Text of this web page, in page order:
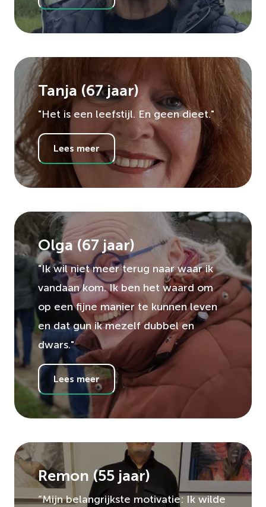
Tanja (67jaar)
"Het is een leefstijl. En geen dieet."
Lees meer
Olga (67 jaar)
"Ik wil niet meer terug naar waar ik
vandaan kom. Ik ben het waard om
op een fijne manier te kunnen leven
en dat gun ik mezelf dubbel en
dwars."
Lees meer
Remon (55 jaar)
“Mijn belangrijkste motivatie: Ik wilde